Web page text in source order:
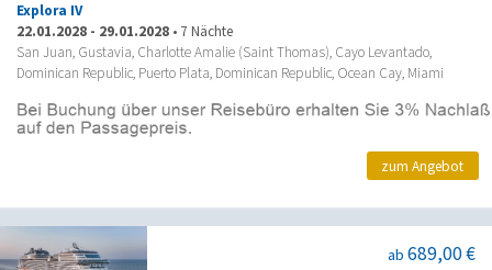
Explora IV
22.01.2028 - 29.01.2028 • 7 Nächte
San Juan, Gustavia, Charlotte Amalie (Saint Thomas), Cayo Levantado,
Dominican Republic, Puerto Plata, Dominican Republic, Ocean Cay, Miami
zum Angebot
ab 689,00 €